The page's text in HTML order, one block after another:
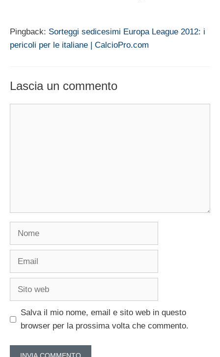
Pingback: Sorteggi sedicesimi Europa League 2012: i
pericoli per le italiane | CalcioPro.com
Lascia un commento
Nome
Email
Sito
Salva il mio nome, email e sito web in questo
browser per la prossima volta che commento.